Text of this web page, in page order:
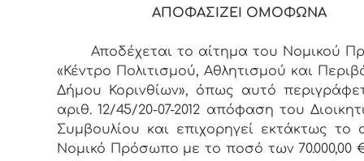
ΑΠΟΦΑΣΙΖΕΙ ΟΜΟΦΩΝΑ
Αποδέχεται το αίτημα του Νομικού
«Κέντρο Πολιτισμού, Αθλητισμού και
Δήμου Κορινθίων», όπως αυτό
αριθ. 12/45/20-07-2012 απόφαση του
Συμβουλίου και επιχορηγεί εκτάκτως το
Νομικό Πρόσωπο με το ποσό των 70.000,00